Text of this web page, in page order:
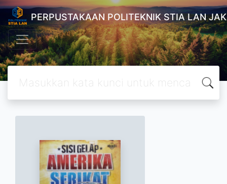
PERPUSTAKAAN POLITEKNIK STIA LAN